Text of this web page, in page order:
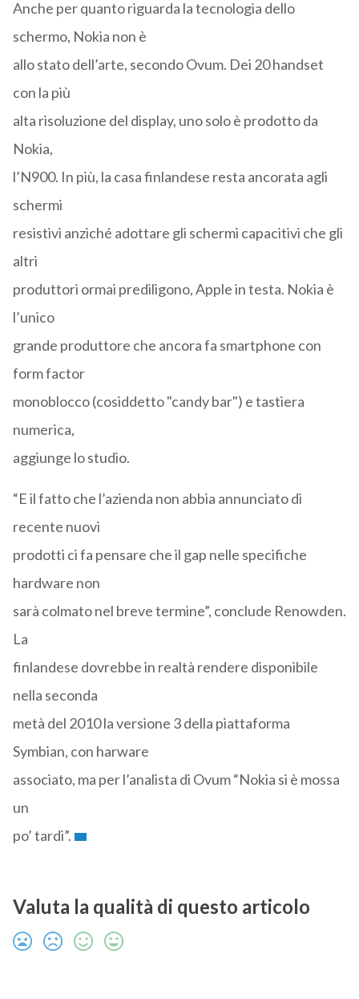
Anche per quanto riguarda la tecnologia dello
schermo, Nokia non è
allo stato dell’arte, secondo Ovum. Dei 20 handset
con la più
alta risoluzione del display, uno solo è prodotto da
Nokia,
l’N900. In più, la casa finlandese resta ancorata agli
schermi
resistivi anziché adottare gli schermi capacitivi che gli
altri
produttori ormai prediligono, Apple in testa. Nokia è
l’unico
grande produttore che ancora fa smartphone con
form factor
monoblocco (cosiddetto "candy bar") e tastiera
numerica,
aggiunge lo studio.
“E il fatto che l’azienda non abbia annunciato di
recente nuovi
prodotti ci fa pensare che il gap nelle specifiche
hardware non
sarà colmato nel breve termine”, conclude Renowden.
La
finlandese dovrebbe in realtà rendere disponibile
nella seconda
metà del 2010 la versione 3 della piattaforma
Symbian, con harware
associato, ma per l’analista di Ovum “Nokia si è mossa
un
po’ tardi”.
Valuta la qualità di questo articolo